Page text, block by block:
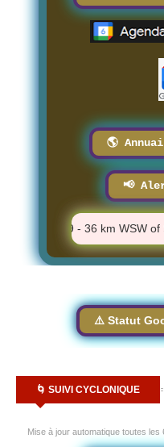
🌎
📢
⚠️ M 2.9 - 36 km WSW of
⚠️ Statut
🌀 SUIVI CYCLONIQUE
Mise à jour automatique toutes